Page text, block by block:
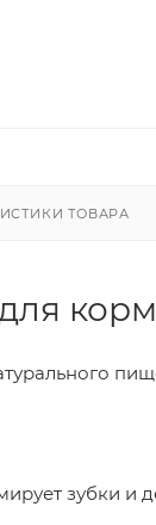
ТОВАРА
зубки и